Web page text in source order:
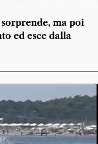
ma poi
ed esce dalla